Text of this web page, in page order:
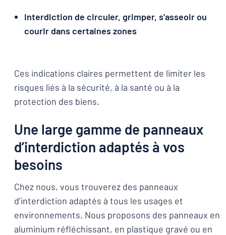
Interdiction de circuler, grimper, s’asseoir ou
courir dans certaines zones
Ces indications claires permettent de limiter les
risques liés à la sécurité, à la santé ou à la
protection des biens.
Une large gamme de panneaux
d’interdiction adaptés à vos
besoins
Chez nous, vous trouverez des panneaux
d’interdiction adaptés à tous les usages et
environnements. Nous proposons des panneaux en
aluminium réfléchissant, en plastique gravé ou en